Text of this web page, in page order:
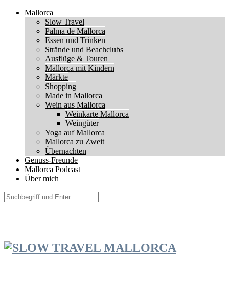
Mallorca
Slow Travel
Palma de Mallorca
Essen und Trinken
Strände und Beachclubs
Ausflüge & Touren
Mallorca mit Kindern
Märkte
Shopping
Made in Mallorca
Wein aus Mallorca
Weinkarte Mallorca
Weingüter
Yoga auf Mallorca
Mallorca zu Zweit
Übernachten
Genuss-Freunde
Mallorca Podcast
Über mich